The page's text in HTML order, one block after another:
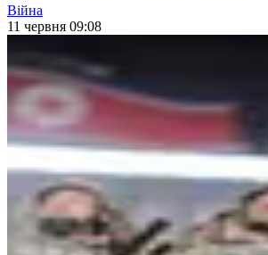
Війна
11 червня 09:08